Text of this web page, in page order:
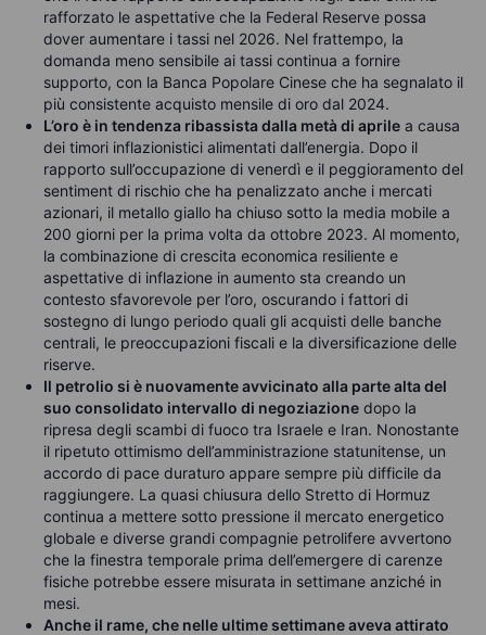
rafforzato le aspettative che la Federal Reserve possa
dover aumentare i tassi nel 2026. Nel frattempo, la
domanda meno sensibile ai tassi continua a fornire
supporto, con la Banca Popolare Cinese che ha segnalato il
più consistente acquisto mensile di oro dal 2024.
L’oro è in tendenza ribassista dalla metà di aprile a causa
dei timori inflazionistici alimentati dall’energia. Dopo il
rapporto sull’occupazione di venerdì e il peggioramento del
sentiment di rischio che ha penalizzato anche i mercati
azionari, il metallo giallo ha chiuso sotto la media mobile a
200 giorni per la prima volta da ottobre 2023. Al momento,
la combinazione di crescita economica resiliente e
aspettative di inflazione in aumento sta creando un
contesto sfavorevole per l’oro, oscurando i fattori di
sostegno di lungo periodo quali gli acquisti delle banche
centrali, le preoccupazioni fiscali e la diversificazione delle
riserve.
Il petrolio si è nuovamente avvicinato alla parte alta del
suo consolidato intervallo di negoziazione dopo la
ripresa degli scambi di fuoco tra Israele e Iran. Nonostante
il ripetuto ottimismo dell’amministrazione statunitense, un
accordo di pace duraturo appare sempre più difficile da
raggiungere. La quasi chiusura dello Stretto di Hormuz
continua a mettere sotto pressione il mercato energetico
globale e diverse grandi compagnie petrolifere avvertono
che la finestra temporale prima dell’emergere di carenze
fisiche potrebbe essere misurata in settimane anziché in
mesi.
Anche il rame, che nelle ultime settimane aveva attirato